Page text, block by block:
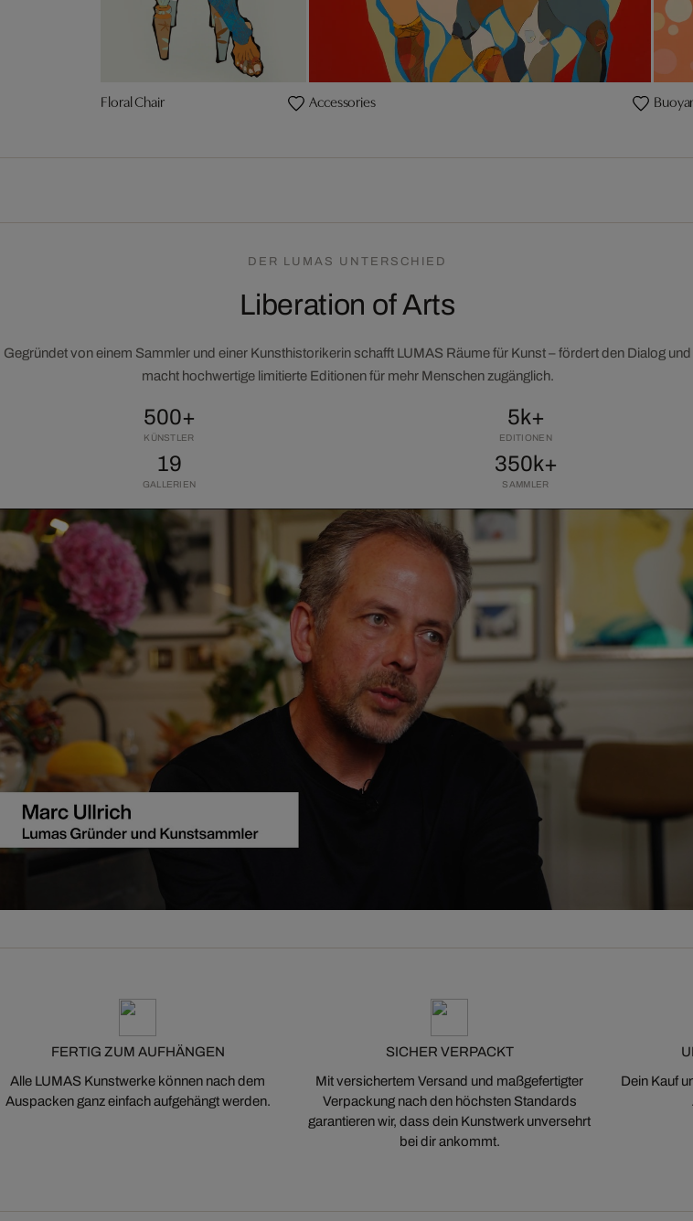
Floral Chair Accessories
DER LUMAS UNTERSCHIED
Liberation of Arts
Gegründet von einem Sammler und einer Kunsthistorikerin schafft LUMAS Räume für Kunst – fördert den Dialog und
macht hochwertige limitierte Editionen für mehr Menschen zugänglich.
500+
KÜNSTLER
5k+
EDITIONEN
19
GALLERIEN
350k+
SAMMLER
FERTIG ZUM AUFHÄNGEN
Alle LUMAS Kunstwerke können nach dem
Auspacken ganz einfach aufgehängt werden.
SICHER VERPACKT
Mit versichertem Versand und maßgefertigter
Verpackung nach den höchsten Standards
garantieren wir, dass dein Kunstwerk unversehrt
bei dir ankommt.
Dein Kauf